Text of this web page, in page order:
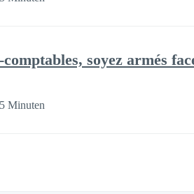
soyez armés
Minuten